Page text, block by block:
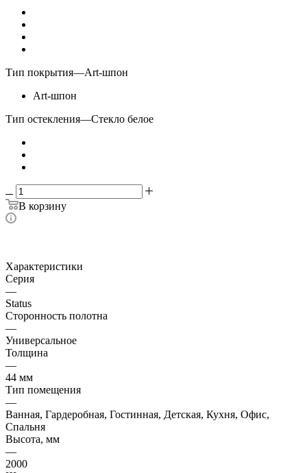
Тип покрытия—Art-шпон
Art-шпон
Тип остекления—Стекло белое
В корзину
Характеристики
Серия
—
Status
Сторонность полотна
—
Универсальное
Толщина
—
44 мм
Тип помещения
—
Ванная, Гардеробная, Гостинная, Детская, Кухня, Офис,
Спальня
Высота, мм
—
2000